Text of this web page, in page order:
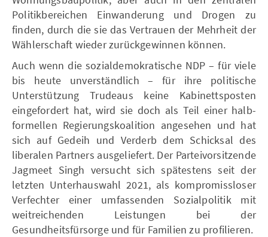
Politikbereichen Einwanderung und Drogen zu
finden, durch die sie das Vertrauen der Mehrheit der
Wählerschaft wieder zurückgewinnen können.
Auch wenn die sozialdemokratische NDP – für viele
bis heute unverständlich – für ihre politische
Unterstützung Trudeaus keine Kabinettsposten
eingefordert hat, wird sie doch als Teil einer halb-
formellen Regierungskoalition angesehen und hat
sich auf Gedeih und Verderb dem Schicksal des
liberalen Partners ausgeliefert. Der Parteivorsitzende
Jagmeet Singh versucht sich spätestens seit der
letzten Unterhauswahl 2021, als kompromissloser
Verfechter einer umfassenden Sozialpolitik mit
weitreichenden Leistungen bei der
Gesundheitsfürsorge und für Familien zu profilieren.